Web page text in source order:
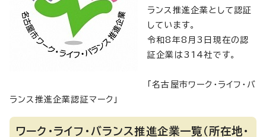
ランス推進企業として認証
しています。
令和8年8月3日現在の認
証企業は314社です。
「名古屋市ワーク・ライフ・バ
ランス推進企業認証マーク」
ワーク・ライフ・バランス推進企業一覧（所在地・